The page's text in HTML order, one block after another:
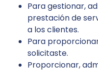
Para gestionar,
prestación de
a los clientes.
Para
solicitaste.
Proporcionar,